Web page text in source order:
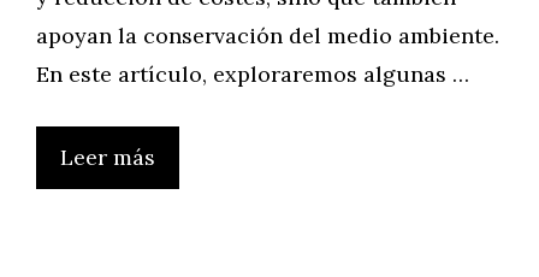
apoyan la conservación del medio ambiente.
En este artículo, exploraremos algunas …
Leer más